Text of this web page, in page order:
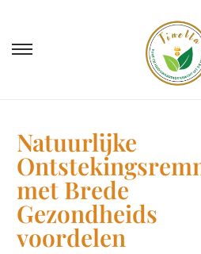
Natuurlijke
met Brede
Gezondheids
voordelen